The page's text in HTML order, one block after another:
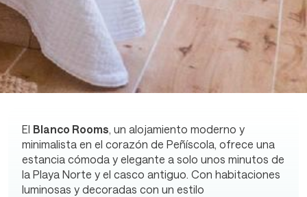
El Blanco Rooms, un alojamiento moderno y
minimalista en el corazón de Peñíscola, ofrece una
estancia cómoda y elegante a solo unos minutos de
la Playa Norte y el casco antiguo. Con habitaciones
luminosas y decoradas con un estilo